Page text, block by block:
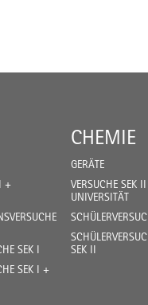
+
SEK I
SEK I +
CHEMIE
GERÄTE
VERSUCHE SEK
UNIVERSITÄT
SEK II